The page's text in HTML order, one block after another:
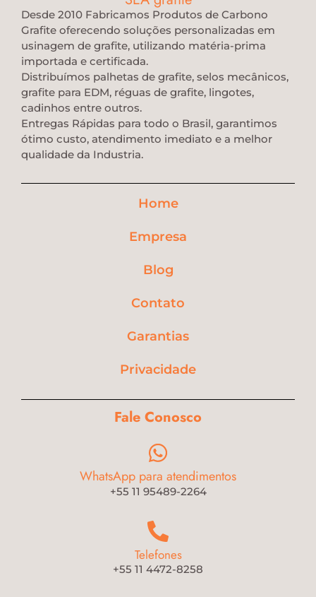
Desde 2010 Fabricamos Produtos de Carbono
Grafite oferecendo soluções personalizadas em
usinagem de grafite, utilizando matéria-prima
importada e certificada.
Distribuímos palhetas de grafite, selos mecânicos,
grafite para EDM, réguas de grafite, lingotes,
cadinhos entre outros.
Entregas Rápidas para todo o Brasil, garantimos
ótimo custo, atendimento imediato e a melhor
qualidade da Industria.
Home
Empresa
Blog
Contato
Garantias
Privacidade
Fale Conosco
WhatsApp para atendimentos
+55 11 95489-2264
Telefones
+55 11 4472-8258